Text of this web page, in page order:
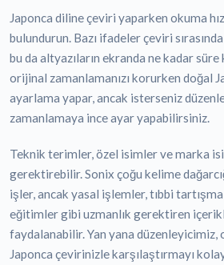
Japonca diline çeviri yaparken okuma
bulundurun. Bazı ifadeler çeviri
bu da altyazıların ekranda ne kadar süre
orijinal zamanlamanızı korurken doğal
ayarlama yapar, ancak isterseniz
zamanlamaya ince ayar yapabilirsiniz.
Teknik terimler, özel isimler ve marka
gerektirebilir. Sonix çoğu kelime
işler, ancak yasal işlemler, tıbbi
eğitimler gibi uzmanlık gerektiren
faydalanabilir. Yan yana
Japonca çevirinizle karşılaştırmayı